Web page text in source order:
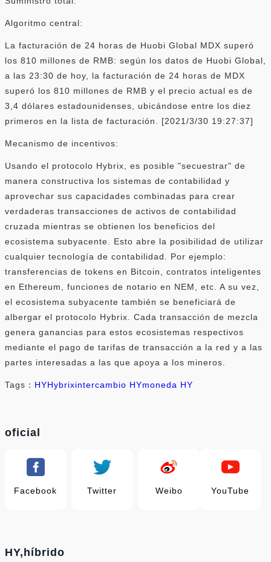
Algoritmo central:
La facturación de 24 horas de Huobi Global MDX superó
los 810 millones de RMB: según los datos de Huobi Global,
a las 23:30 de hoy, la facturación de 24 horas de MDX
superó los 810 millones de RMB y el precio actual es de
3,4 dólares estadounidenses, ubicándose entre los diez
primeros en la lista de facturación. [2021/3/30 19:27:37]
Mecanismo de incentivos:
Usando el protocolo Hybrix, es posible "secuestrar" de
manera constructiva los sistemas de contabilidad y
aprovechar sus capacidades combinadas para crear
verdaderas transacciones de activos de contabilidad
cruzada mientras se obtienen los beneficios del
ecosistema subyacente. Esto abre la posibilidad de utilizar
cualquier tecnología de contabilidad. Por ejemplo:
transferencias de tokens en Bitcoin, contratos inteligentes
en Ethereum, funciones de notario en NEM, etc. A su vez,
el ecosistema subyacente también se beneficiará de
albergar el protocolo Hybrix. Cada transacción de mezcla
genera ganancias para estos ecosistemas respectivos
mediante el pago de tarifas de transacción a la red y a las
partes interesadas a las que apoya a los mineros.
Tags： HYHybrixintercambio HYmoneda HY
oficial
Facebook Twitter Weibo YouTube
HY,híbrido